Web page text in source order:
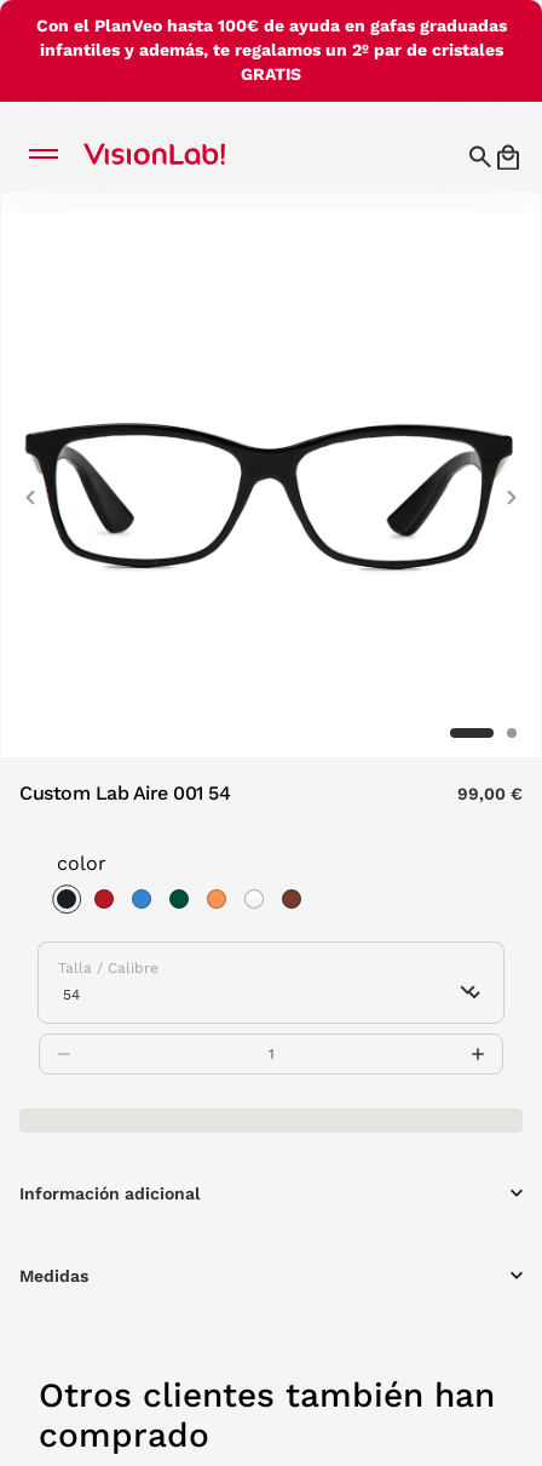
Con el PlanVeo hasta 100€ de ayuda en gafas graduadas
infantiles y además, te regalamos un 2º par de cristales
GRATIS
Previous
Custom Lab Aire 001 54 99,00 €
color
Talla / Calibre
Información adicional
Medidas
Otros clientes también han
comprado